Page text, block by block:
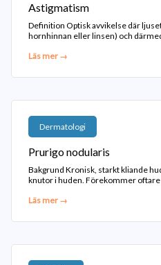
Astigmatism
Definition Optisk avvikelse där
hornhinnan eller linsen) och
Läs mer →
Dermatologi
Prurigo nodularis
Bakgrund Kronisk, starkt kliande
knutor i huden. Förekommer oftare
Läs mer →